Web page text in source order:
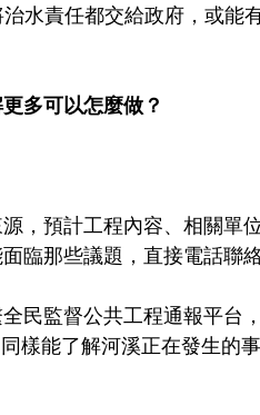
水責任都交給政府，或能
多可以怎麼做？
，預計工程內容、相關單
臨那些議題，直接電話聯
民監督公共工程通報平台
樣能了解河溪正在發生的事